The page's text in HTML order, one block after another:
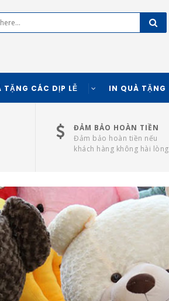
TẶNG CÁC DỊP LỄ IN QUÀ TẶNG
ĐẢM BẢO HOÀN TIỀN
Đảm bảo hoàn tiền nếu
khách hàng không hài lòng